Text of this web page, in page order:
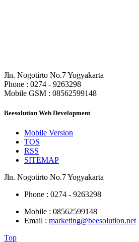
Jln. Nogotirto No.7 Yogyakarta
Phone : 0274 - 9263298
Mobile GSM : 08562599148
Beesolution Web Development
Mobile Version
TOS
RSS
SITEMAP
Jln. Nogotirto No.7 Yogyakarta
Phone : 0274 - 9263298
Mobile : 08562599148
Email : marketing@beesolution.net
Top